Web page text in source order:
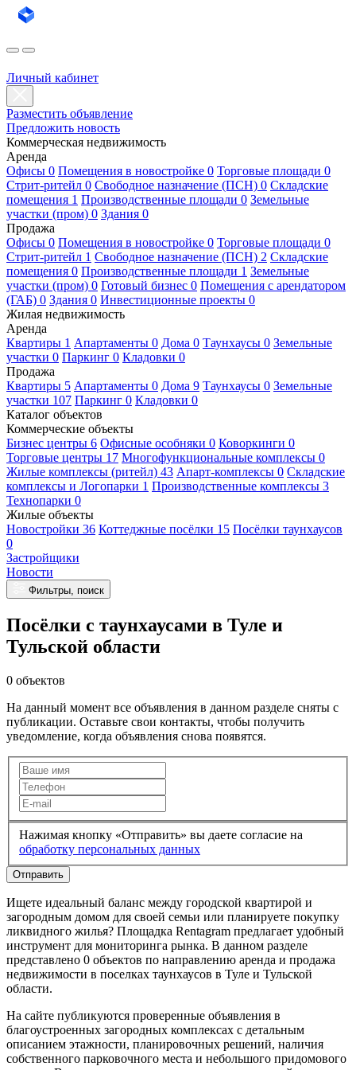
Личный кабинет
Разместить объявление
Предложить новость
Коммерческая недвижимость
Аренда
Офисы 0 Помещения в новостройке 0 Торговые площади 0
Стрит-ритейл 0 Свободное назначение (ПСН) 0 Складские
помещения 1 Производственные площади 0 Земельные
участки (пром) 0 Здания 0
Продажа
Офисы 0 Помещения в новостройке 0 Торговые площади 0
Стрит-ритейл 1 Свободное назначение (ПСН) 2 Складские
помещения 0 Производственные площади 1 Земельные
участки (пром) 0 Готовый бизнес 0 Помещения с арендатором
(ГАБ) 0 Здания 0 Инвестиционные проекты 0
Жилая недвижимость
Аренда
Квартиры 1 Апартаменты 0 Дома 0 Таунхаусы 0 Земельные
участки 0 Паркинг 0 Кладовки 0
Продажа
Квартиры 5 Апартаменты 0 Дома 9 Таунхаусы 0 Земельные
участки 107 Паркинг 0 Кладовки 0
Каталог объектов
Коммерческие объекты
Бизнес центры 6 Офисные особняки 0 Коворкинги 0
Торговые центры 17 Многофункциональные комплексы 0
Жилые комплексы (ритейл) 43 Апарт-комплексы 0 Складские
комплексы и Логопарки 1 Производственные комплексы 3
Технопарки 0
Жилые объекты
Новостройки 36 Коттеджные посёлки 15 Посёлки таунхаусов
0
Застройщики
Новости
Фильтры, поиск
Посёлки с таунхаусами в Туле и
Тульской области
0 объектов
На данный момент все объявления в данном разделе сняты с
публикации. Оставьте свои контакты, чтобы получить
уведомление, когда объявления снова появятся.
Нажимая кнопку «Отправить» вы даете согласие на
обработку персональных данных
Отправить
Ищете идеальный баланс между городской квартирой и
загородным домом для своей семьи или планируете покупку
ликвидного жилья? Площадка Rentagram предлагает удобный
инструмент для мониторинга рынка. В данном разделе
представлено 0 объектов по направлению аренда и продажа
недвижимости в поселках таунхаусов в Туле и Тульской
области.
На сайте публикуются проверенные объявления в
благоустроенных загородных комплексах с детальным
описанием этажности, планировочных решений, наличия
собственного парковочного места и небольшого придомового